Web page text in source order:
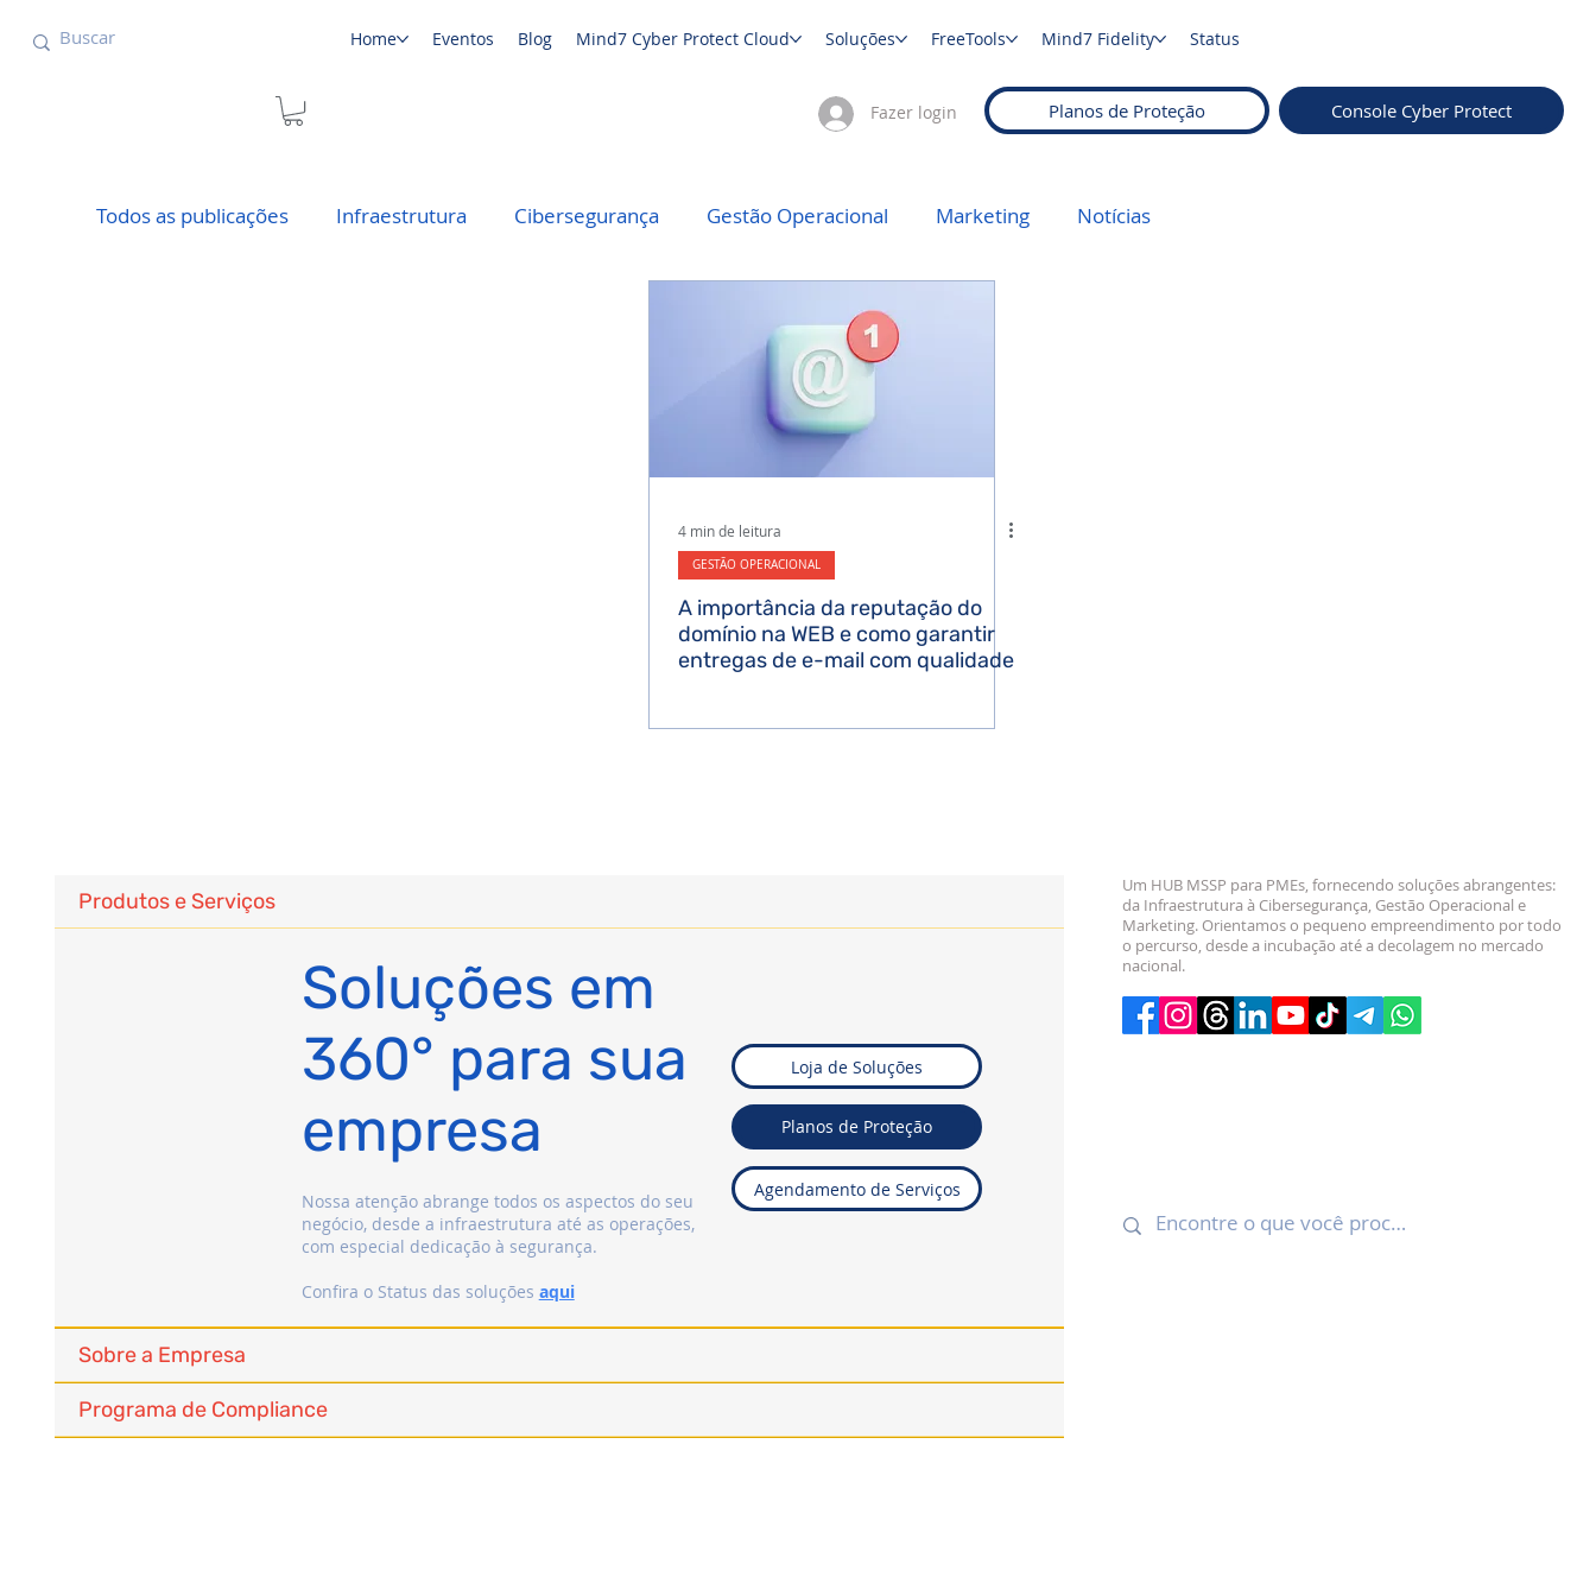
Fazer login Planos de Proteção Console Cyber Protect
Home Eventos Blog Mind7 Cyber Protect Cloud Soluções FreeTools Mind7 Fidelity Status
Todos as publicações Infraestrutura Cibersegurança Gestão Operacional Marketing Notícias
4 min de leitura
GESTÃO OPERACIONAL
A importância da reputação do
domínio na WEB e como garantir
entregas de e-mail com qualidade
Produtos e Serviços
Nossa atenção abrange todos os aspectos do seu
negócio, desde a infraestrutura até as operações,
com especial dedicação à segurança.
Confira o Status das soluções aqui
Soluções em
360° para sua
empresa
Loja de Soluções
Planos de Proteção
Agendamento de Serviços
Sobre a Empresa
Programa de Compliance
Um HUB MSSP para PMEs, fornecendo soluções abrangentes:
da Infraestrutura à Cibersegurança, Gestão Operacional e
Marketing. Orientamos o pequeno empreendimento por todo
o percurso, desde a incubação até a decolagem no mercado
nacional.